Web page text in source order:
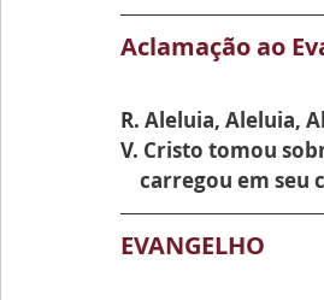
Aclamação ao
R. Aleluia, Aleluia,
V. Cristo tomou
carregou em
EVANGELHO